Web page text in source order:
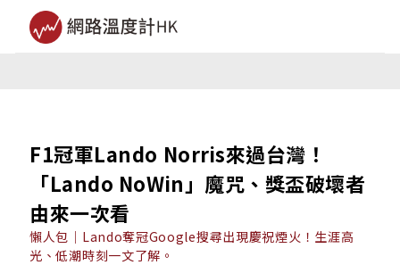
F1冠軍Lando Norris來過台灣！
「Lando NoWin」魔咒、獎盃破壞者
由來一次看
懶人包｜Lando奪冠Google搜尋出現慶祝煙火！生涯高
光、低潮時刻一文了解。